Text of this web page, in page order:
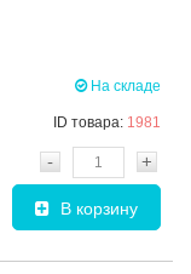
На складе
ID товара: 1981
- +
В корзину